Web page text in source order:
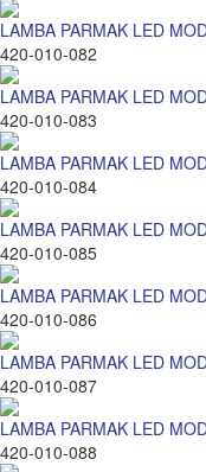
LAMBA PARMAK LED
420-010-082
LAMBA PARMAK LED
420-010-083
LAMBA PARMAK LED
420-010-084
LAMBA PARMAK LED
420-010-085
LAMBA PARMAK LED
420-010-086
LAMBA PARMAK LED
420-010-087
LAMBA PARMAK LED
420-010-088